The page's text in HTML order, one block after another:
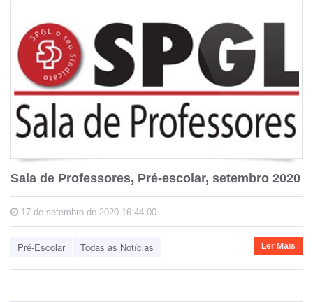
Sala de Professores, Pré-escolar, setembro 2020
17 de setembro de 2020 16:44:00
Pré-Escolar Todas as Notícias Ler Mais